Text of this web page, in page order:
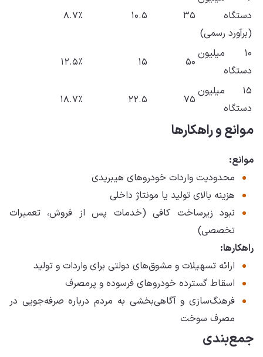
دستگاه
(برآورد رسمی)
۳۵ ۱۰.۵ ۸.۷٪
۱۰ میلیون
دستگاه
۵۰ ۱۵ ۱۲.۵٪
۱۵ میلیون
دستگاه
۷۵ ۲۲.۵ ۱۸.۷٪
موانع و راهکارها
موانع:
محدودیت واردات خودروهای هیبریدی
هزینه بالای تولید یا مونتاژ داخلی
نبود زیرساخت کافی (خدمات پس از فروش، تعمیرات
تخصصی)
راهکارها:
ارائه تسهیلات و مشوق‌های دولتی برای واردات و تولید
اسقاط گسترده خودروهای فرسوده و پرمصرف
فرهنگ‌سازی و آگاهی‌بخشی به مردم درباره صرفه‌جویی در
مصرف سوخت
جمع‌بندی